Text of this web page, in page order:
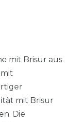
mit Brisur aus
mit Brisur
Die